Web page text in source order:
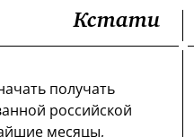
получать
российской
месяцы,
Кстати